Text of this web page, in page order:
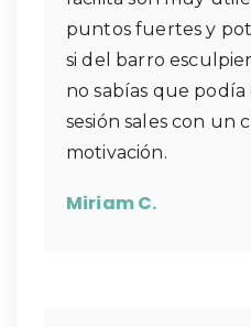
puntos fuertes y
si del barro
no sabías que podía
sesión sales con un
motivación.
Miriam C.